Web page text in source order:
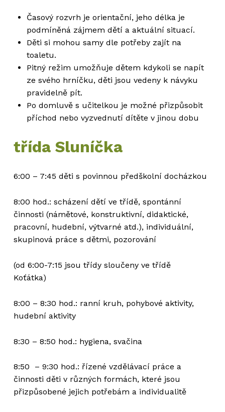
Časový rozvrh je orientační, jeho délka je
podmíněná zájmem dětí a aktuální situací.
Děti si mohou samy dle potřeby zajít na
toaletu.
Pitný režim umožňuje dětem kdykoli se napít
ze svého hrníčku, děti jsou vedeny k návyku
pravidelně pít.
Po domluvě s učitelkou je možné přizpůsobit
příchod nebo vyzvednutí dítěte v jinou dobu
třída Sluníčka
6:00 – 7:45 děti s povinnou předškolní docházkou
8:00 hod.: scházení dětí ve třídě, spontánní
činnosti (námětové, konstruktivní, didaktické,
pracovní, hudební, výtvarné atd.), individuální,
skupinová práce s dětmi, pozorování
(od 6:00-7:15 jsou třídy sloučeny ve třídě
Koťátka)
8:00 – 8:30 hod.: ranní kruh, pohybové aktivity,
hudební aktivity
8:30 – 8:50 hod.: hygiena, svačina
8:50 – 9:30 hod.: řízené vzdělávací práce a
činnosti děti v různých formách, které jsou
přizpůsobené jejich potřebám a individualitě